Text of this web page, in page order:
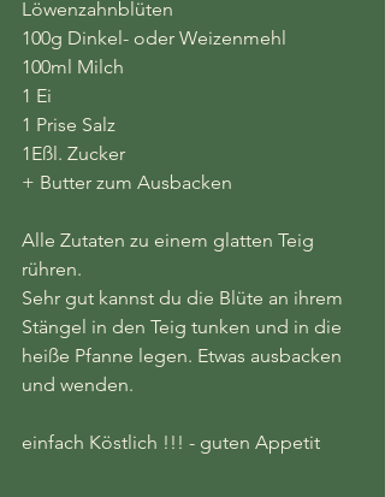
Löwenzahnblüten
100g Dinkel- oder Weizenmehl
100ml Milch
1 Ei
1 Prise Salz
1Eßl. Zucker
+ Butter zum Ausbacken
Alle Zutaten zu einem glatten Teig
rühren.
Sehr gut kannst du die Blüte an ihrem
Stängel in den Teig tunken und in die
heiße Pfanne legen. Etwas ausbacken
und wenden.
einfach Köstlich !!! - guten Appetit